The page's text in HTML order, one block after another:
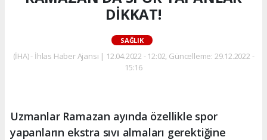
DİKKAT!
SAĞLIK
(İHA) - İhlas Haber Ajansı | 12.04.2022 - 12:02, Güncelleme: 29.12.2022 -
15:16
Uzmanlar Ramazan ayında özellikle spor
yapanların ekstra sıvı almaları gerektiğine